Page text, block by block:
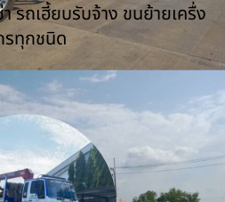
รถเฮี้ยบรับจ้าง ขนย้ายเครื่ง
รทุกชนิด